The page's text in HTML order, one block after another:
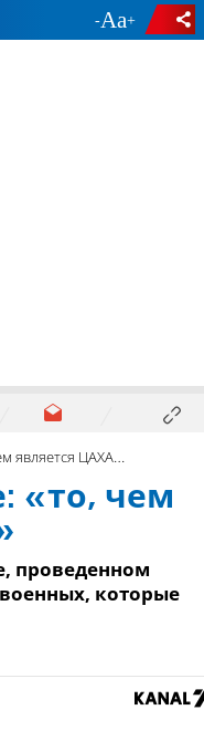
- +
является ЦАХАЛ»
«то, чем
проведенном
которые